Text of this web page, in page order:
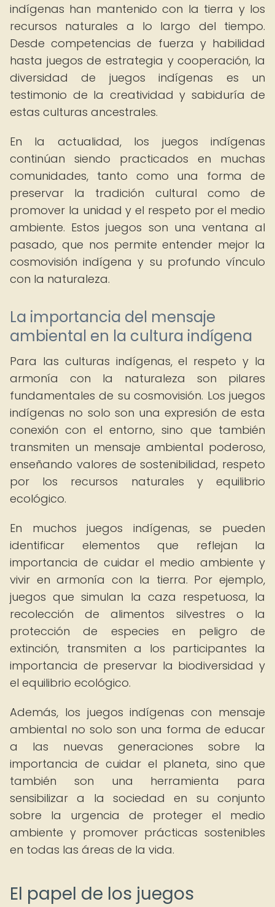
indígenas han mantenido con la tierra y los
recursos naturales a lo largo del tiempo.
Desde competencias de fuerza y habilidad
hasta juegos de estrategia y cooperación, la
diversidad de juegos indígenas es un
testimonio de la creatividad y sabiduría de
estas culturas ancestrales.
En la actualidad, los juegos indígenas
continúan siendo practicados en muchas
comunidades, tanto como una forma de
preservar la tradición cultural como de
promover la unidad y el respeto por el medio
ambiente. Estos juegos son una ventana al
pasado, que nos permite entender mejor la
cosmovisión indígena y su profundo vínculo
con la naturaleza.
La importancia del mensaje
ambiental en la cultura indígena
Para las culturas indígenas, el respeto y la
armonía con la naturaleza son pilares
fundamentales de su cosmovisión. Los juegos
indígenas no solo son una expresión de esta
conexión con el entorno, sino que también
transmiten un mensaje ambiental poderoso,
enseñando valores de sostenibilidad, respeto
por los recursos naturales y equilibrio
ecológico.
En muchos juegos indígenas, se pueden
identificar elementos que reflejan la
importancia de cuidar el medio ambiente y
vivir en armonía con la tierra. Por ejemplo,
juegos que simulan la caza respetuosa, la
recolección de alimentos silvestres o la
protección de especies en peligro de
extinción, transmiten a los participantes la
importancia de preservar la biodiversidad y
el equilibrio ecológico.
Además, los juegos indígenas con mensaje
ambiental no solo son una forma de educar
a las nuevas generaciones sobre la
importancia de cuidar el planeta, sino que
también son una herramienta para
sensibilizar a la sociedad en su conjunto
sobre la urgencia de proteger el medio
ambiente y promover prácticas sostenibles
en todas las áreas de la vida.
El papel de los juegos